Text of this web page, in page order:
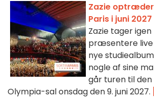
Zazie
Paris i juni 2027
Zazie tager
præsentere live
nye
nogle af sine
går turen til
Olympia-sal onsdag den 9. juni 2027.